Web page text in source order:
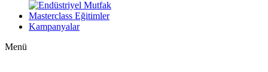
Masterclass Eğitimler
Kampanyalar
Menü